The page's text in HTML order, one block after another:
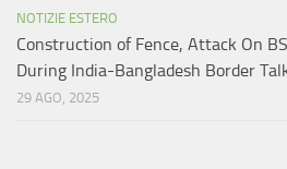
NOTIZIE ESTERO
Construction of Fence, Attack On
During India-Bangladesh Border
29 AGO, 2025